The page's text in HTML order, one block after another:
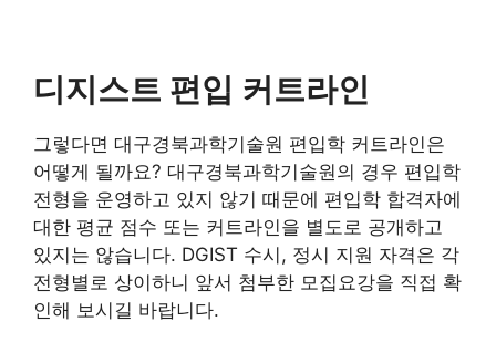
디지스트 편입 커트라인
그렇다면 대구경북과학기술원 편입학 커트라인은
어떻게 될까요? 대구경북과학기술원의 경우 편입학
전형을 운영하고 있지 않기 때문에 편입학 합격자에
대한 평균 점수 또는 커트라인을 별도로 공개하고
있지는 않습니다. DGIST 수시, 정시 지원 자격은 각
전형별로 상이하니 앞서 첨부한 모집요강을 직접 확
인해 보시길 바랍니다.